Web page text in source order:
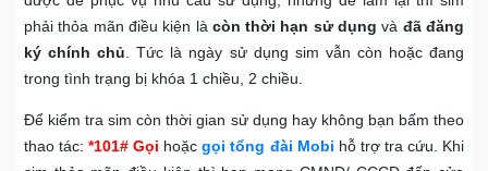
phải thỏa mãn điều kiện là còn thời hạn sử dụng và đã đăng
ký chính chủ. Tức là ngày sử dụng sim vẫn còn hoặc đang
trong tình trạng bị khóa 1 chiều, 2 chiều.
Để kiểm tra sim còn thời gian sử dụng hay không bạn bấm theo
thao tác:*101# Gọi hoặcgọi tổng đài Mobi hỗ trợ tra cứu. Khi